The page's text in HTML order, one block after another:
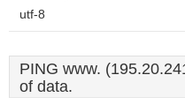
utf-8
PING www.
of data.